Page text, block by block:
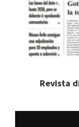
Revista